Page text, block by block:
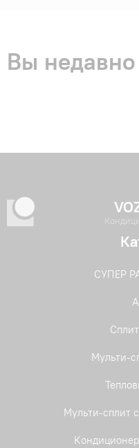
Вы
СУПЕР
Мульти-
Мульти-сплит